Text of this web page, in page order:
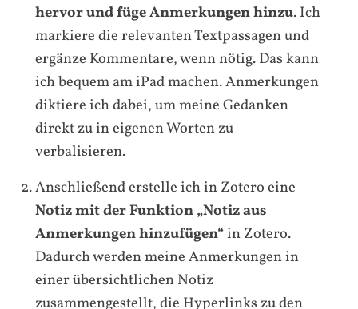
hervor und füge Anmerkungen hinzu. Ich
markiere die relevanten Textpassagen und
ergänze Kommentare, wenn nötig. Das kann
ich bequem am iPad machen. Anmerkungen
diktiere ich dabei, um meine Gedanken
direkt zu in eigenen Worten zu
verbalisieren.
Anschließend erstelle ich in Zotero eine
Notiz mit der Funktion „Notiz aus
Anmerkungen hinzufügen“in Zotero.
Dadurch werden meine Anmerkungen in
einer übersichtlichen Notiz
zusammengestellt, die Hyperlinks zu den